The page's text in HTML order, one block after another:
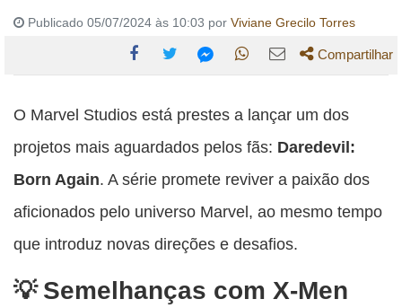
Publicado 05/07/2024 às 10:03 por Viviane Grecilo Torres
esta
publicação
Facebook
esta
publicação
esta
publicação
esta
publicação
WhatsApp
esta
publicação
Email
Compartilhar
O Marvel Studios está prestes a lançar um dos
projetos mais aguardados pelos fãs: Daredevil:
Born Again. A série promete reviver a paixão dos
aficionados pelo universo Marvel, ao mesmo tempo
que introduz novas direções e desafios.
Semelhanças com X-Men